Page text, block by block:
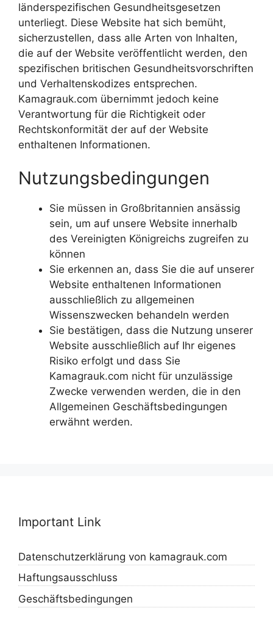
länderspezifischen Gesundheitsgesetzen
unterliegt. Diese Website hat sich bemüht,
sicherzustellen, dass alle Arten von Inhalten,
die auf der Website veröffentlicht werden, den
spezifischen britischen Gesundheitsvorschriften
und Verhaltenskodizes entsprechen.
Kamagrauk.com übernimmt jedoch keine
Verantwortung für die Richtigkeit oder
Rechtskonformität der auf der Website
enthaltenen Informationen.
Nutzungsbedingungen
Sie müssen in Großbritannien ansässig
sein, um auf unsere Website innerhalb
des Vereinigten Königreichs zugreifen zu
können
Sie erkennen an, dass Sie die auf unserer
Website enthaltenen Informationen
ausschließlich zu allgemeinen
Wissenszwecken behandeln werden
Sie bestätigen, dass die Nutzung unserer
Website ausschließlich auf Ihr eigenes
Risiko erfolgt und dass Sie
Kamagrauk.com nicht für unzulässige
Zwecke verwenden werden, die in den
Allgemeinen Geschäftsbedingungen
erwähnt werden.
Important Link
Datenschutzerklärung von kamagrauk.com
Haftungsausschluss
Geschäftsbedingungen